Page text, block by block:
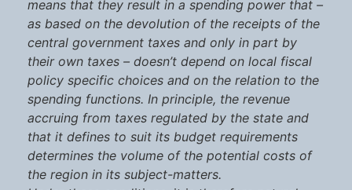
means that they result in a spending power that –
as based on the devolution of the receipts of the
central government taxes and only in part by
their own taxes – doesn’t depend on local fiscal
policy specific choices and on the relation to the
spending functions. In principle, the revenue
accruing from taxes regulated by the state and
that it defines to suit its budget requirements
determines the volume of the potential costs of
the region in its subject-matters.